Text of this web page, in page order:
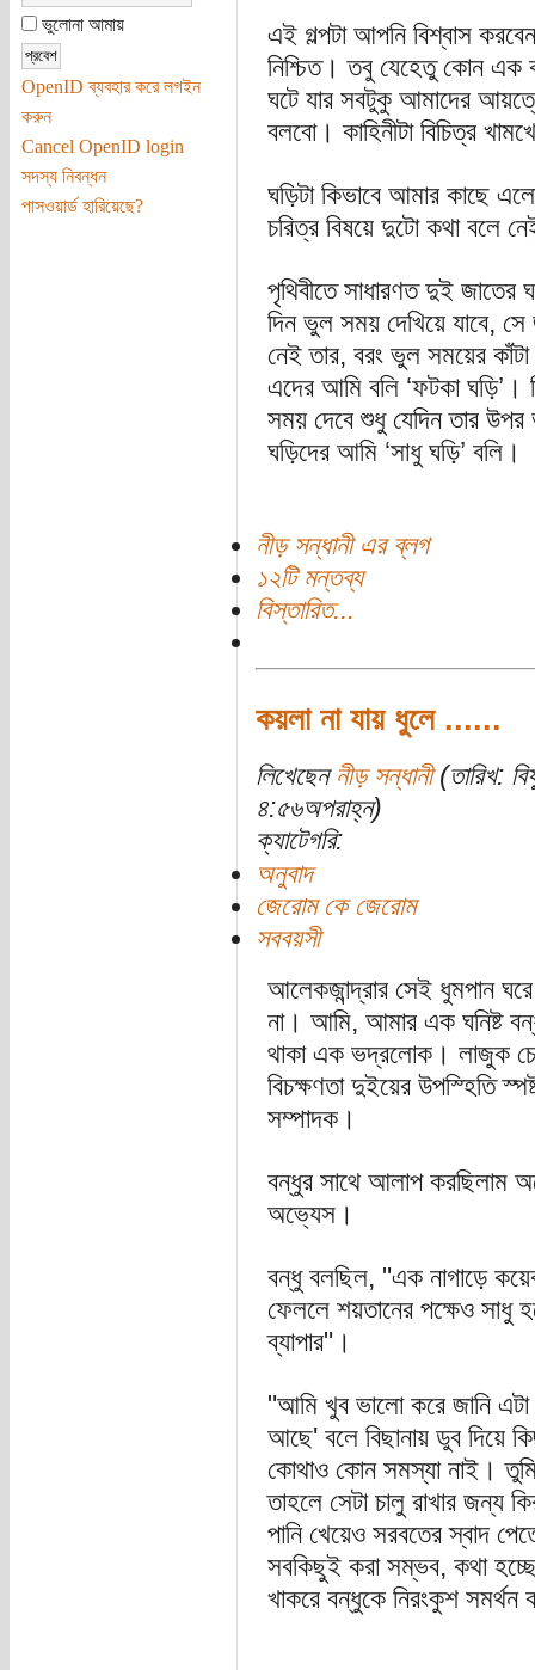
ভুলোনা আমায়
OpenID ব্যবহার করে লগইন
করুন
Cancel OpenID login
সদস্য নিবন্ধন
পাসওয়ার্ড হারিয়েছে?
এই গল্পটা আপনি বিশ্বাস
নিশ্চিত। তবু যেহেতু কোন এক
ঘটে যার সবটুকু আমাদের
বলবো। কাহিনীটা বিচিত্র
ঘড়িটা কিভাবে আমার কাছে
চরিত্র বিষয়ে দুটো কথা বলে
পৃথিবীতে সাধারণত দুই
দিন ভুল সময় দেখিয়ে যাবে,
নেই তার, বরং ভুল সময়ের কাঁটা
এদের আমি বলি ‘ফটকা ঘড়ি’।
সময় দেবে শুধু যেদিন তার উপর
ঘড়িদের আমি ‘সাধু ঘড়ি’ বলি।
নীড় সন্ধানী এর ব্লগ
১২টি মন্তব্য
বিস্তারিত...
কয়লা না যায় ধুলে ......
লিখেছেন নীড় সন্ধানী(তারিখ:
৪:৫৬অপরাহ্ন)
ক্যাটেগরি:
অনুবাদ
জেরোম কে জেরোম
সববয়সী
আলেকজান্দ্রার সেই ধুমপান
না। আমি, আমার এক ঘনিষ্ট
থাকা এক ভদ্রলোক। লাজুক
বিচক্ষণতা দুইয়ের উপস্হিতি
সম্পাদক।
বন্ধুর সাথে আলাপ করছিলাম
অভ্যেস।
বন্ধু বলছিল, "এক নাগাড়ে
ফেললে শয়তানের পক্ষেও
ব্যাপার"।
"আমি খুব ভালো করে জানি
আছে' বলে বিছানায় ডুব দিয়ে
কোথাও কোন সমস্যা নাই।
তাহলে সেটা চালু রাখার জন্য
পানি খেয়েও সরবতের স্বাদ
সবকিছুই করা সম্ভব, কথা
খাকরে বন্ধুকে নিরংকুশ